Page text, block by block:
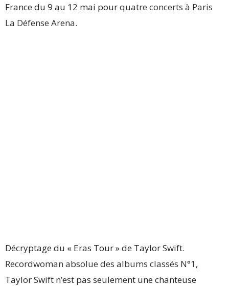
France du 9 au 12 mai pourquatre concerts à Paris
La Défense Arena.
Décryptage du « Eras Tour » de Taylor Swift.
Recordwoman absolue des albums classés N°1,
Taylor Swift n’est pas seulement une chanteuse